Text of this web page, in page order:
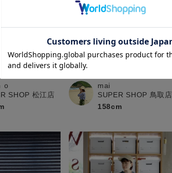
ｏ
SHOP 松江店
mai
SUPER SHOP 鳥取店
158cm